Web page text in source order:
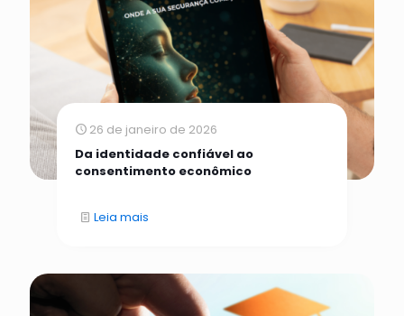
26 de janeiro de 2026
Da identidade confiável ao
consentimento econômico
Leia mais